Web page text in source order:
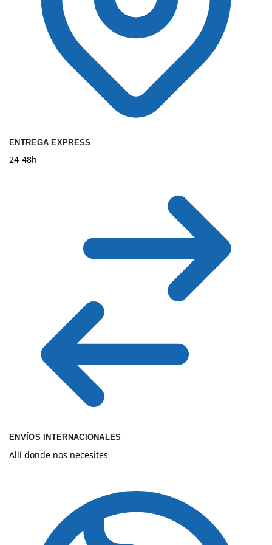
ENTREGA EXPRESS
24-48h
ENVÍOS INTERNACIONALES
Allí donde nos necesites